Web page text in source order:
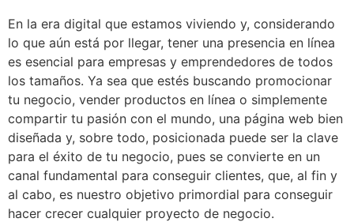
En la era digital que estamos viviendo y, considerando
lo que aún está por llegar, tener una presencia en línea
es esencial para empresas y emprendedores de todos
los tamaños. Ya sea que estés buscando promocionar
tu negocio, vender productos en línea o simplemente
compartir tu pasión con el mundo, una página web bien
diseñada y, sobre todo, posicionada puede ser la clave
para el éxito de tu negocio, pues se convierte en un
canal fundamental para conseguir clientes, que, al fin y
al cabo, es nuestro objetivo primordial para conseguir
hacer crecer cualquier proyecto de negocio.